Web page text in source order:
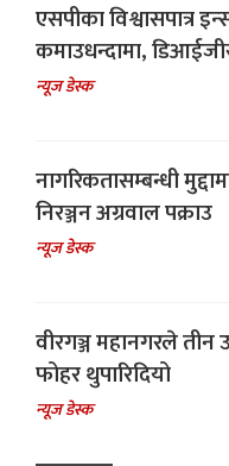
एसपीका विश्वासपात्र
कमाउधन्दामा,
न्यूज डेस्क
नागरिकतासम्बन्धी
निरञ्जन अग्रवाल पक्राउ
न्यूज डेस्क
वीरगञ्ज महानगरले तीन
फोहर थुपारिदियो
न्यूज डेस्क